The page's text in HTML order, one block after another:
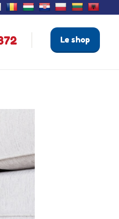
Le shop